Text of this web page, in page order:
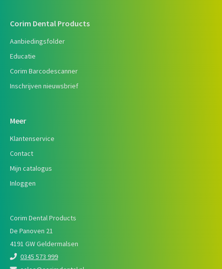
Corim Dental Products
Aanbiedingsfolder
Educatie
Corim Barcodescanner
Inschrijven nieuwsbrief
Meer
Klantenservice
Contact
Mijn catalogus
Inloggen
Corim Dental Products
De Panoven 21
4191 GW Geldermalsen
0345 573 999